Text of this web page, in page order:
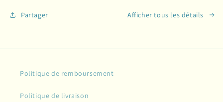
Partager Afficher tous les détails
Politique de remboursement
Politique de livraison